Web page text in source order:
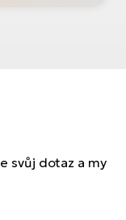
svůj dotaz a my